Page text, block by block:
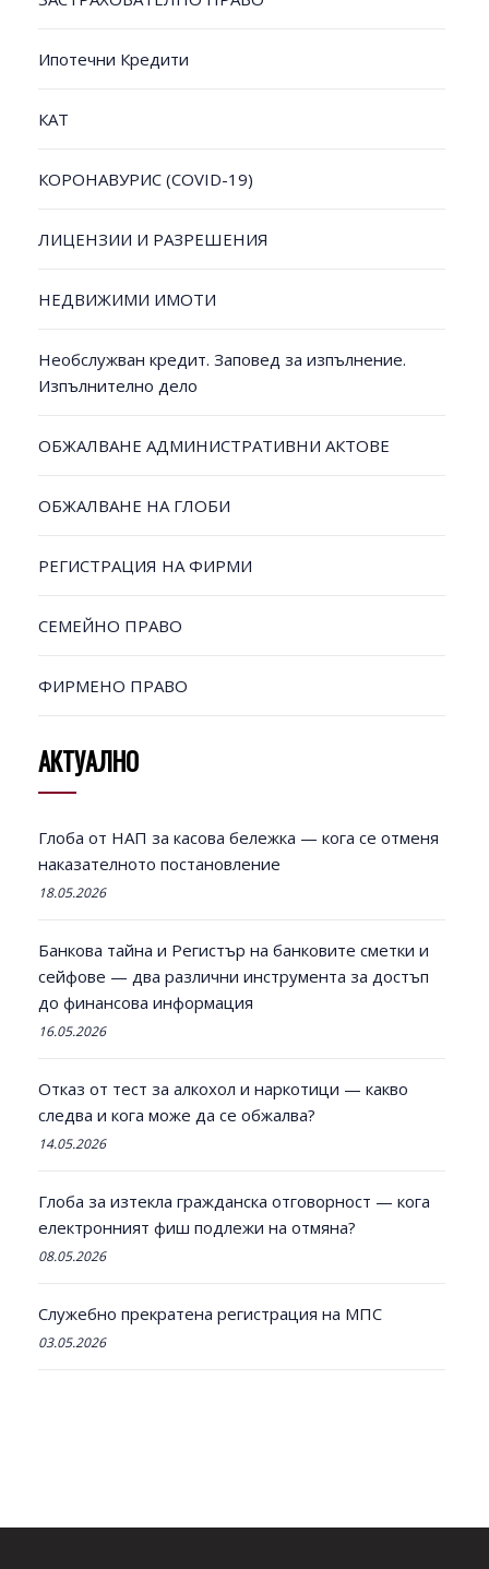
Ипотечни Кредити
КАТ
КОРОНАВУРИС (COVID-19)
ЛИЦЕНЗИИ И РАЗРЕШЕНИЯ
НЕДВИЖИМИ ИМОТИ
Необслужван кредит. Заповед за изпълнение.
Изпълнително дело
ОБЖАЛВАНЕ АДМИНИСТРАТИВНИ АКТОВЕ
ОБЖАЛВАНЕ НА ГЛОБИ
РЕГИСТРАЦИЯ НА ФИРМИ
СЕМЕЙНО ПРАВО
ФИРМЕНО ПРАВО
АКТУАЛНО
Глоба от НАП за касова бележка — кога се отменя
наказателното постановление
18.05.2026
Банкова тайна и Регистър на банковите сметки и
сейфове — два различни инструмента за достъп
до финансова информация
16.05.2026
Отказ от тест за алкохол и наркотици — какво
следва и кога може да се обжалва?
14.05.2026
Глоба за изтекла гражданска отговорност — кога
електронният фиш подлежи на отмяна?
08.05.2026
Служебно прекратена регистрация на МПС
03.05.2026